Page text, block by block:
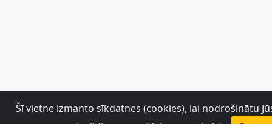
Šī vietne izmanto sīkdatnes (cookies), lai nodrošinātu